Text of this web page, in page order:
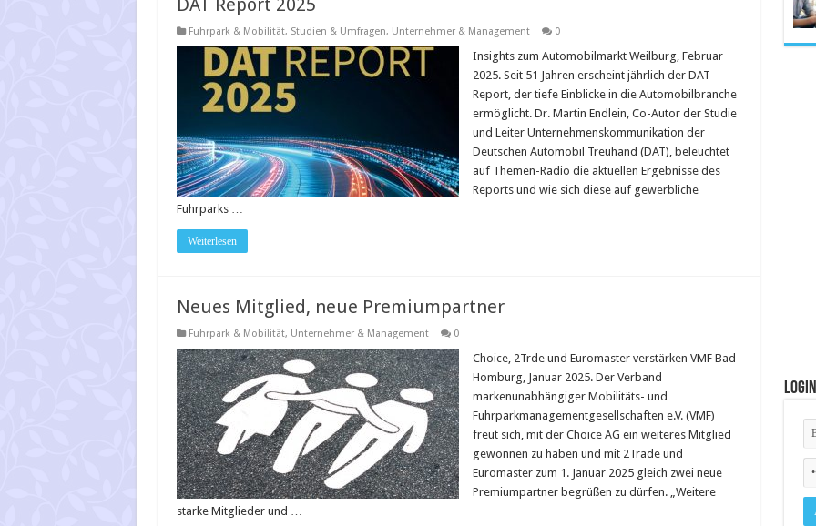
DAT Report 2025
Fuhrpark & Mobilität, Studien & Umfragen, Unternehmer & Management 0
Insights zum Automobilmarkt Weilburg, Februar
2025. Seit 51 Jahren erscheint jährlich der DAT
Report, der tiefe Einblicke in die Automobilbranche
ermöglicht. Dr. Martin Endlein, Co-Autor der Studie
und Leiter Unternehmenskommunikation der
Deutschen Automobil Treuhand (DAT), beleuchtet
auf Themen-Radio die aktuellen Ergebnisse des
Reports und wie sich diese auf gewerbliche
Fuhrparks …
Weiterlesen
Neues Mitglied, neue Premiumpartner
Fuhrpark & Mobilität, Unternehmer & Management 0
Choice, 2Trde und Euromaster verstärken VMF Bad
Homburg, Januar 2025. Der Verband
markenunabhängiger Mobilitäts- und
Fuhrparkmanagementgesellschaften e.V. (VMF)
freut sich, mit der Choice AG ein weiteres Mitglied
gewonnen zu haben und mit 2Trade und
Euromaster zum 1. Januar 2025 gleich zwei neue
Premiumpartner begrüßen zu dürfen. „Weitere
starke Mitglieder und …
Login